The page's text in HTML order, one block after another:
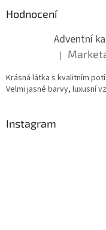
Hodnocení
Hodnocení
|
Krásná látka s kvalitním
Velmi jasné barvy, luxusní
Instagram